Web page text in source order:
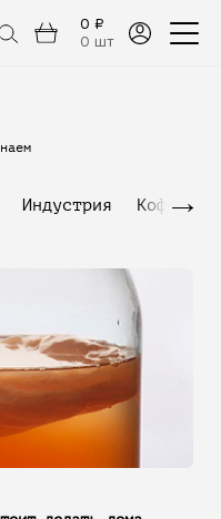
0 ₽
0 шт
Индустрия →